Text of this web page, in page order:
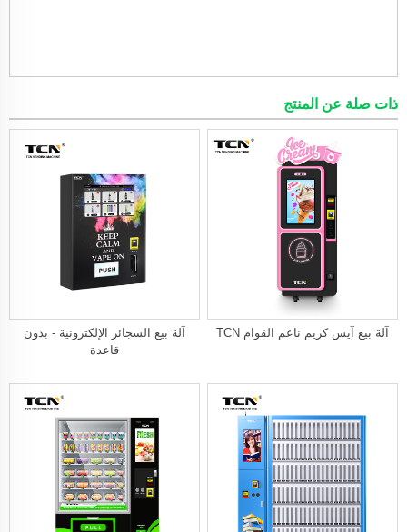
ذات صلة عن المنتج
آلة بيع السجائر الإلكترونية - بدون
قاعدة
آلة بيع آيس كريم ناعم القوام TCN